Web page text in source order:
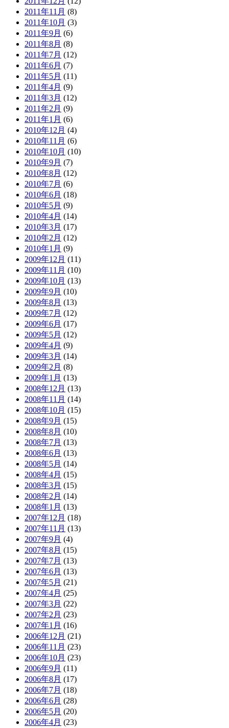
2011年11月 (8)
2011年10月 (3)
2011年9月 (6)
2011年8月 (8)
2011年7月 (12)
2011年6月 (7)
2011年5月 (11)
2011年4月 (9)
2011年3月 (12)
2011年2月 (9)
2011年1月 (6)
2010年12月 (4)
2010年11月 (6)
2010年10月 (10)
2010年9月 (7)
2010年8月 (12)
2010年7月 (6)
2010年6月 (18)
2010年5月 (9)
2010年4月 (14)
2010年3月 (17)
2010年2月 (12)
2010年1月 (9)
2009年12月 (11)
2009年11月 (10)
2009年10月 (13)
2009年9月 (10)
2009年8月 (13)
2009年7月 (12)
2009年6月 (17)
2009年5月 (12)
2009年4月 (9)
2009年3月 (14)
2009年2月 (8)
2009年1月 (13)
2008年12月 (13)
2008年11月 (14)
2008年10月 (15)
2008年9月 (15)
2008年8月 (10)
2008年7月 (13)
2008年6月 (13)
2008年5月 (14)
2008年4月 (15)
2008年3月 (15)
2008年2月 (14)
2008年1月 (13)
2007年12月 (18)
2007年11月 (13)
2007年9月 (4)
2007年8月 (15)
2007年7月 (13)
2007年6月 (13)
2007年5月 (21)
2007年4月 (25)
2007年3月 (22)
2007年2月 (23)
2007年1月 (16)
2006年12月 (21)
2006年11月 (23)
2006年10月 (23)
2006年9月 (11)
2006年8月 (17)
2006年7月 (18)
2006年6月 (28)
2006年5月 (20)
2006年4月 (23)